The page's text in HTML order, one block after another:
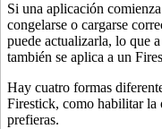
Si una aplicación
congelarse o cargarse
puede actualizarla, lo que
también se aplica a un
Hay cuatro formas
Firestick, como habilitar la
prefieras.